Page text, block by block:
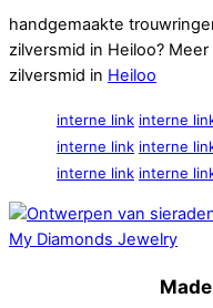
handgemaakte
zilversmid in Heiloo?
zilversmid in Heiloo
interne link interne
interne link interne
interne link interne